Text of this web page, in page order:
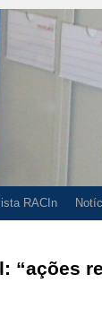
RACIn
“ações